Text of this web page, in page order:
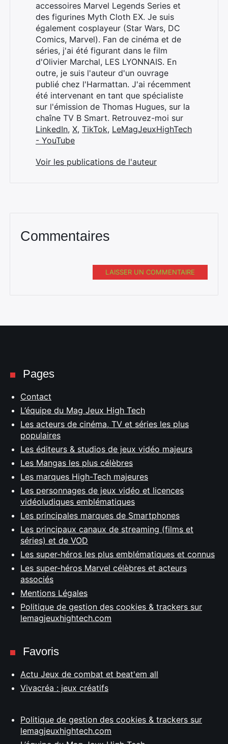
accessoires Marvel Legends Series et
des figurines Myth Cloth EX. Je suis
également cosplayeur (Star Wars, DC
Comics, Marvel). Fan de cinéma et de
séries, j'ai été figurant dans le film
d'Olivier Marchal, LES LYONNAIS. En
outre, je suis l'auteur d'un ouvrage
publié chez l'Harmattan. J'ai récemment
été intervenant en tant que spécialiste
sur l'émission de Thomas Hugues, sur la
chaîne TV B Smart. Retrouvez-moi sur
LinkedIn, X, TikTok, LeMagJeuxHighTech
- YouTube
Voir les publications de l'auteur
Commentaires
LAISSER UN COMMENTAIRE
Pages
Contact
L’équipe du Mag Jeux High Tech
Les acteurs de cinéma, TV et séries les plus
populaires
Les éditeurs & studios de jeux vidéo majeurs
Les Mangas les plus célèbres
Les marques High-Tech majeures
Les personnages de jeux vidéo et licences
vidéoludiques emblématiques
Les principales marques de Smartphones
Les principaux canaux de streaming (films et
séries) et de VOD
Les super-héros les plus emblématiques et connus
Les super-héros Marvel célèbres et acteurs
associés
Mentions Légales
Politique de gestion des cookies & trackers sur
lemagjeuxhightech.com
Favoris
Actu Jeux de combat et beat'em all
Vivacréa : jeux créatifs
Politique de gestion des cookies & trackers sur
lemagjeuxhightech.com